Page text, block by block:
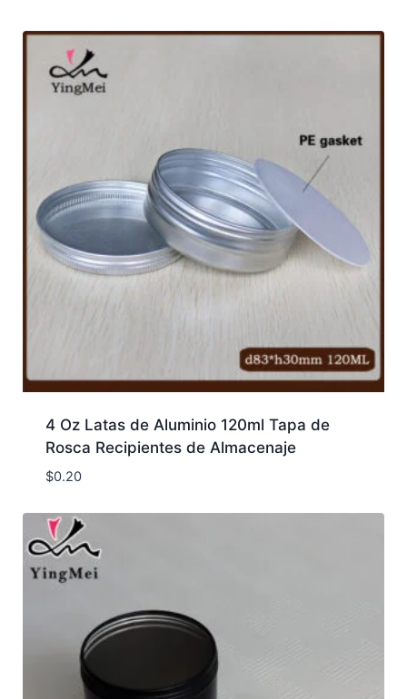
4 Oz Latas de Aluminio 120ml Tapa de
Rosca Recipientes de Almacenaje
$0.20